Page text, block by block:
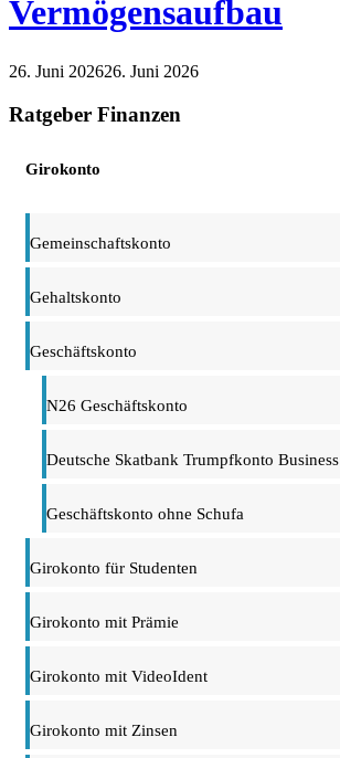
Vermögensaufbau
26. Juni 202626. Juni 2026
Ratgeber Finanzen
Girokonto
Gemeinschaftskonto
Gehaltskonto
Geschäftskonto
N26 Geschäftskonto
Deutsche Skatbank Trumpfkonto Business
Geschäftskonto ohne Schufa
Girokonto für Studenten
Girokonto mit Prämie
Girokonto mit VideoIdent
Girokonto mit Zinsen